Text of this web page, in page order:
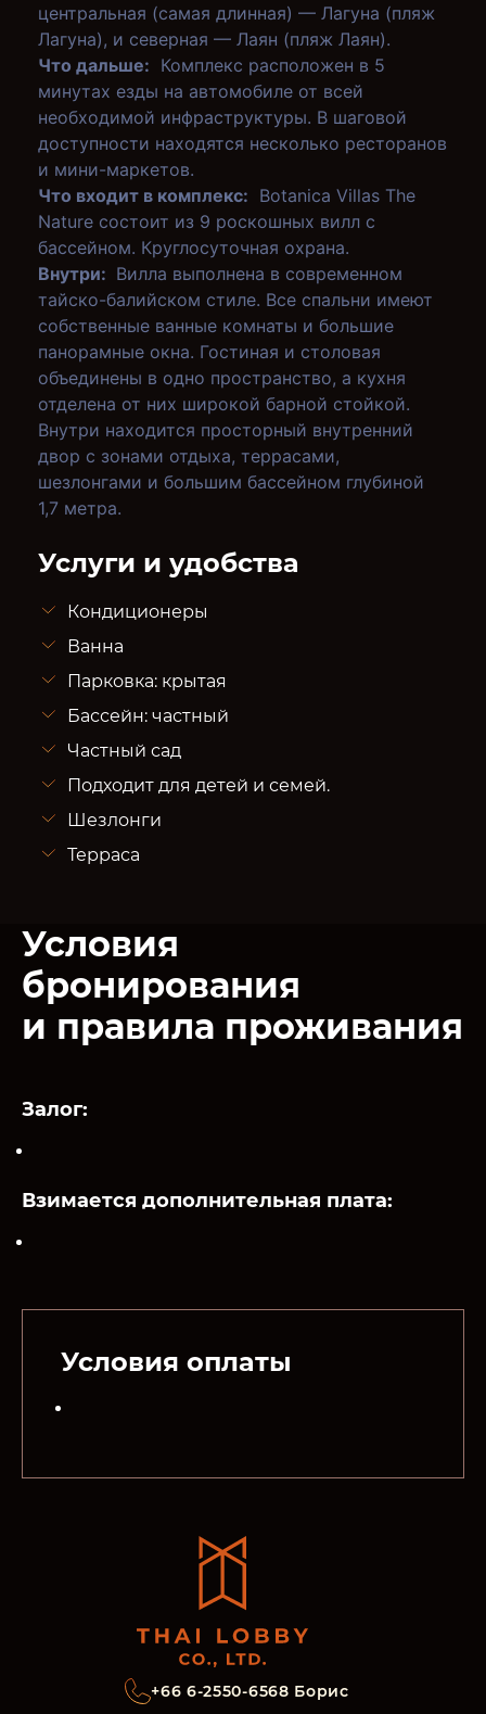
центральная (самая длинная) — Лагуна (пляж
Лагуна), и северная — Лаян (пляж Лаян).
Что дальше: Комплекс расположен в 5
минутах езды на автомобиле от всей
необходимой инфраструктуры. В шаговой
доступности находятся несколько ресторанов
и мини-маркетов.
Что входит в комплекс: Botanica Villas The
Nature состоит из 9 роскошных вилл с
бассейном. Круглосуточная охрана.
Внутри: Вилла выполнена в современном
тайско-балийском стиле. Все спальни имеют
собственные ванные комнаты и большие
панорамные окна. Гостиная и столовая
объединены в одно пространство, а кухня
отделена от них широкой барной стойкой.
Внутри находится просторный внутренний
двор с зонами отдыха, террасами,
шезлонгами и большим бассейном глубиной
1,7 метра.
Услуги и удобства
Кондиционеры
Ванна
Парковка: крытая
Бассейн: частный
Частный сад
Подходит для детей и семей.
Шезлонги
Терраса
Условия
бронирования
и правила проживания
Залог:
Взимается дополнительная плата:
Условия оплаты
+66 6-2550-6568 Борис